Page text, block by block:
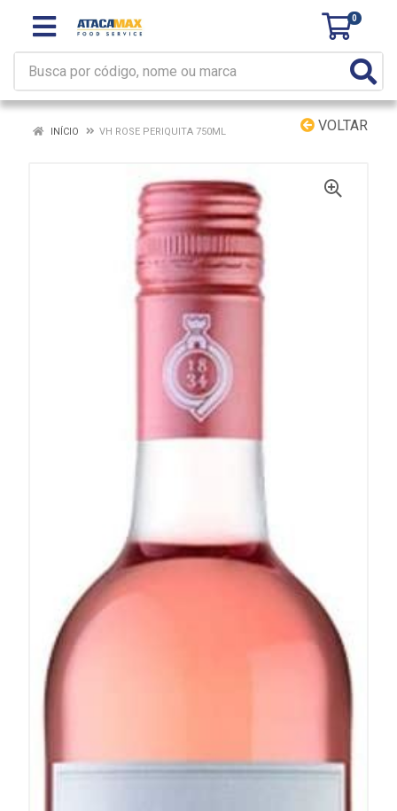
0
VOLTAR
INÍCIO VH ROSE PERIQUITA 750ML